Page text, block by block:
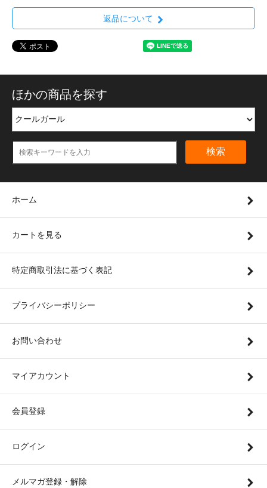
返品について
ほかの商品を探す
検索
ホーム
カートを見る
特定商取引法に基づく表記
プライバシーポリシー
お問い合わせ
マイアカウント
会員登録
ログイン
メルマガ登録・解除